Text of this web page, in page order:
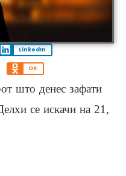
LinkedIn
OK
што денес зафати
се искачи на 21,